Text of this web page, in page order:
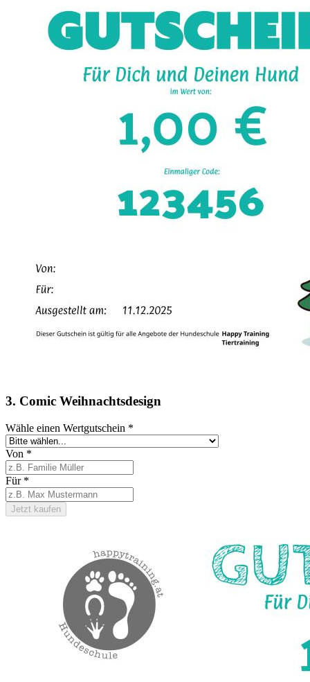
3. Comic Weihnachtsdesign
Wähle einen Wertgutschein *
Von *
Für *
Jetzt kaufen